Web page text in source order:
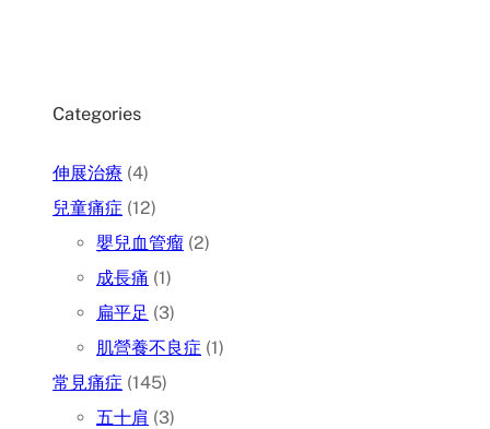
Categories
伸展治療 (4)
兒童痛症 (12)
嬰兒血管瘤 (2)
成長痛 (1)
扁平足 (3)
肌營養不良症 (1)
常見痛症 (145)
五十肩 (3)